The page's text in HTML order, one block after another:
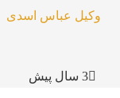
وکیل عباس اسدی
3 سال پیش